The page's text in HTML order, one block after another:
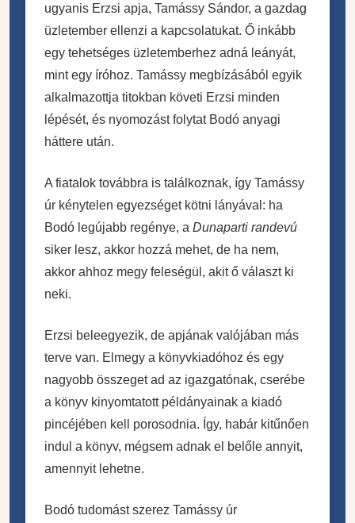
ugyanis Erzsi apja, Tamássy Sándor, a gazdag
üzletember ellenzi a kapcsolatukat. Ő inkább
egy tehetséges üzletemberhez adná leányát,
mint egy íróhoz. Tamássy megbízásából egyik
alkalmazottja titokban követi Erzsi minden
lépését, és nyomozást folytat Bodó anyagi
háttere után.
A fiatalok továbbra is találkoznak, így Tamássy
úr kénytelen egyezséget kötni lányával: ha
Bodó legújabb regénye, a Dunaparti randevú
siker lesz, akkor hozzá mehet, de ha nem,
akkor ahhoz megy feleségül, akit ő választ ki
neki.
Erzsi beleegyezik, de apjának valójában más
terve van. Elmegy a könyvkiadóhoz és egy
nagyobb összeget ad az igazgatónak, cserébe
a könyv kinyomtatott példányainak a kiadó
pincéjében kell porosodnia. Így, habár kitűnően
indul a könyv, mégsem adnak el belőle annyit,
amennyit lehetne.
Bodó tudomást szerez Tamássy úr